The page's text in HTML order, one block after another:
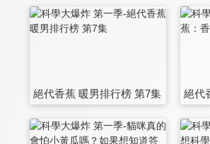
絕代香蕉 暖男排行榜 第7集